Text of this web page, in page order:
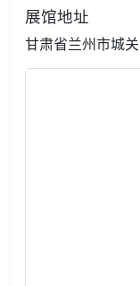
展馆地址
甘肃省兰州市城